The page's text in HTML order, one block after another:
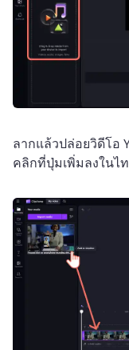
ลากแล้วปล่อยวิดีโอ
คลิกที่ปุ่มเพิ่มลงในไ